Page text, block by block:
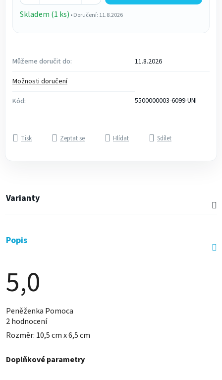
Skladem (1 ks) • Doručení: 11.8.2026
Můžeme doručit do:
11.8.2026
Možnosti doručení
Kód:
5500000003-6099-UNI
Tisk Zeptat se Hlídat Sdílet
Varianty
Popis
5,0
Průměrné
hodnocení
produktu
je
5,0
5
hvězdiček.
2 hodnocení
Peněženka Pomoca
Rozměr: 10,5 cm x 6,5 cm
Doplňkové parametry